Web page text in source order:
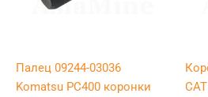
Палец 09244-03036
Komatsu PC400 коронки